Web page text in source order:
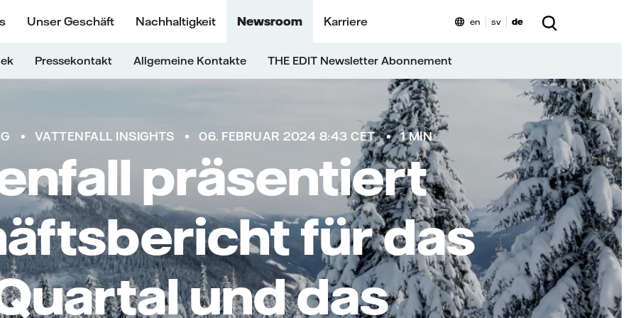
Unser Geschäft Nachhaltigkeit Newsroom Karriere
Pressekontakt Allgemeine Kontakte THE EDIT Newsletter Abonnement
en sv de
VATTENFALL INSIGHTS 06. FEBRUAR 2024 8:43 CET 1 MIN
präsentiert
für das
und das